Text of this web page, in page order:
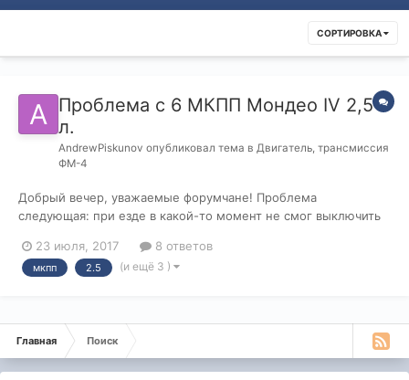
СОРТИРОВКА
Проблема с 6 МКПП Мондео IV 2,5
л.
AndrewPiskunov опубликовал тема в Двигатель, трансмиссия
ФМ-4
Добрый вечер, уважаемые форумчане! Проблема
следующая: при езде в какой-то момент не смог выключить
Приложил усилие. В итоге передача выскочила. Но после
этого перестали нормально включаться 2 и 4 передачи.
23 июля, 2017 8 ответов
мкпп 2.5 (и ещё 3 )
Главная Поиск